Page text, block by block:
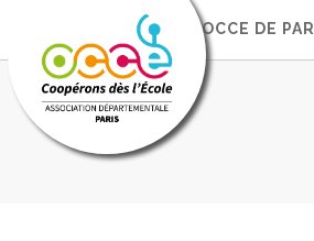
L'OCCE DE